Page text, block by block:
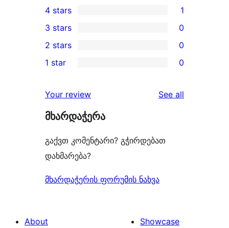
5-
star
reviews
4-
star
review
4 stars 1
0
3-
star
3 stars 0
2-
reviews
2 stars 0
star
reviews
1 star 0
Your review See all
მხარდაჭერა
გაქვთ კომენტარი? გჭირდებათ
დახმარება?
მხარდაჭერის ფორუმის ნახვა
About
Showcase